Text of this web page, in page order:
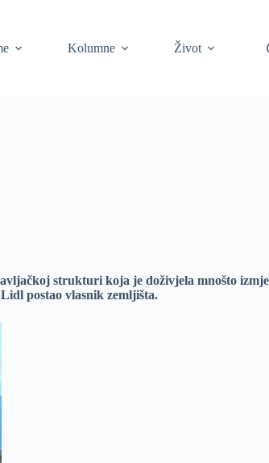
Kolumne Život
strukturi koja je doživjela mnošto
postao vlasnik zemljišta.